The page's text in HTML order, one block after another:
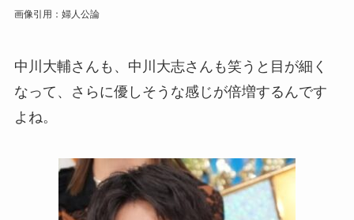
画像引用：婦人公論
中川大輔さんも、中川大志さんも笑うと目が細く
なって、さらに優しそうな感じが倍増するんです
よね。